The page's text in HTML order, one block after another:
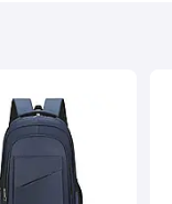
Classic
в веселку